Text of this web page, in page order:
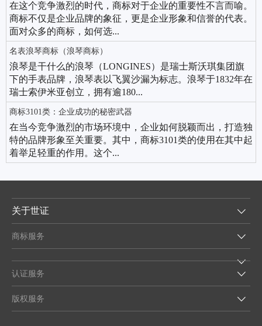
在这个竞争激烈的时代，商标对于企业的重要性不言而喻。
商标不仅是企业品牌的象征，更是企业形象和信誉的代表。
面对众多的商标，如何选...
名表浪琴商标（浪琴商标）
浪琴是干什么的浪琴（LONGINES）是瑞士斯沃琪集团旗
下的手表品牌，浪琴表以飞翼沙漏为标志。浪琴于1832年在
瑞士索伊米亚创立，拥有逾180...
商标3101类：企业成功的秘密武器
在当今竞争激烈的市场环境中，企业如何脱颖而出，打造独
特的品牌形象至关重要。其中，商标3101类的使用在其中起
着举足轻重的作用。这个...
关于世证
商标服务
认证服务
版权服务